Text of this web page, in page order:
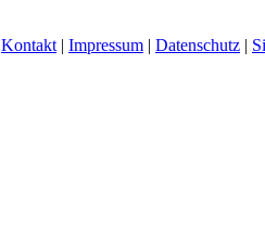
Kontakt | Impressum | Datenschutz |